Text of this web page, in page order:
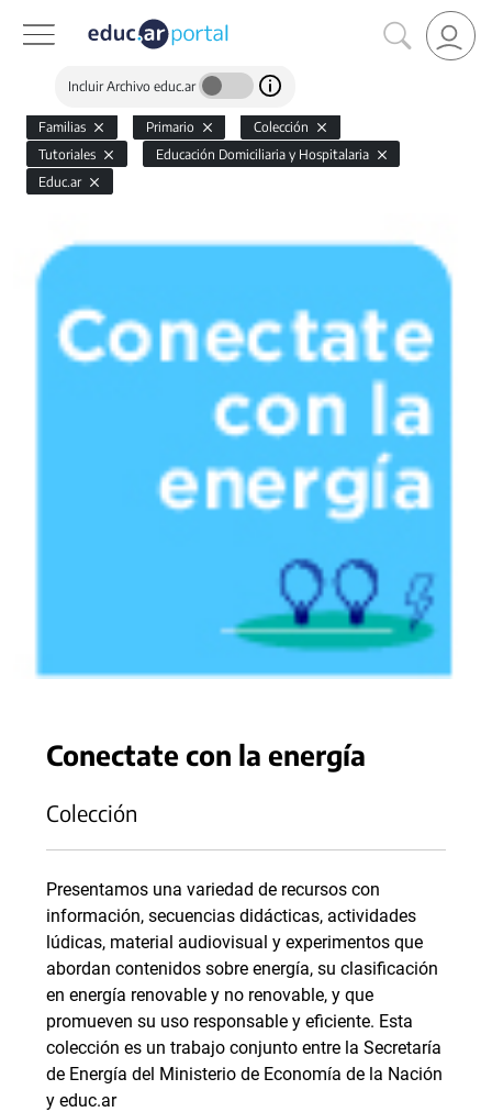
Incluir Archivo educ.ar
Familias Primario
Colección
Tutoriales
Educación Domiciliaria y Hospitalaria
Educ.ar
Conectate con la energía
Colección
Presentamos una variedad de recursos con
información, secuencias didácticas, actividades
lúdicas, material audiovisual y experimentos que
abordan contenidos sobre energía, su clasificación
en energía renovable y no renovable, y que
promueven su uso responsable y eficiente. Esta
colección es un trabajo conjunto entre la Secretaría
de Energía del Ministerio de Economía de la Nación
y educ.ar